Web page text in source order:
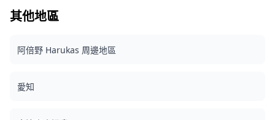
其他地區
阿倍野 Harukas 周邊地區
愛知